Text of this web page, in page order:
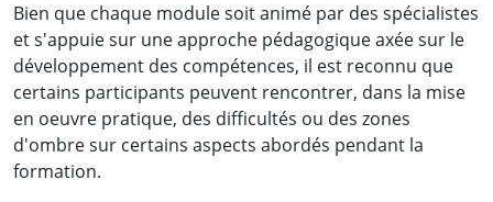
Bien que chaque module soit animé par des spécialistes
et s'appuie sur une approche pédagogique axée sur le
développement des compétences, il est reconnu que
certains participants peuvent rencontrer, dans la mise
en oeuvre pratique, des difficultés ou des zones
d'ombre sur certains aspects abordés pendant la
formation.